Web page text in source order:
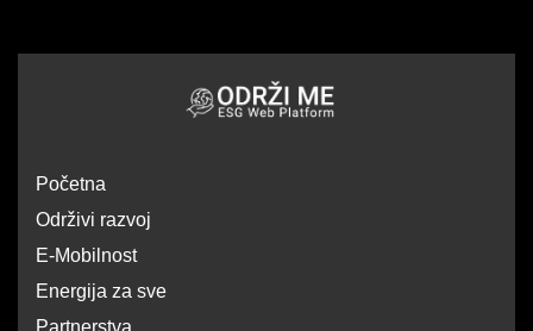
Početna
Održivi razvoj
E-Mobilnost
Energija za sve
Partnerstva